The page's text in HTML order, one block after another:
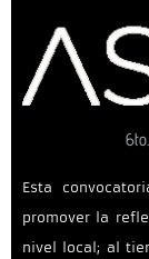
Esta
promover la
nivel local; al